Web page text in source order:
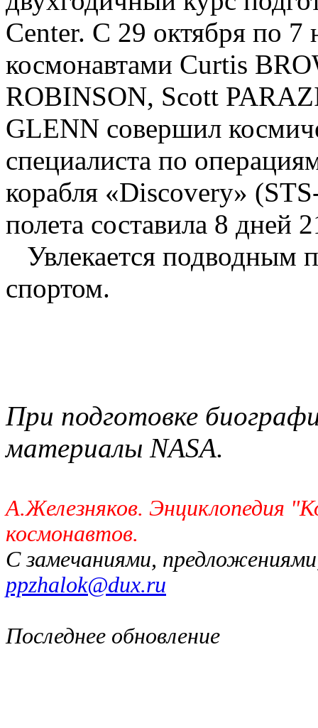
Center. С 29 октября по 7
космонавтами Curtis
ROBINSON, Scott
GLENN совершил
специалиста по
корабля «Discovery»
полета составила 8 дней
Увлекается подводным
спортом.
При подготовке
материалы NASA.
А.Железняков. Энциклопедия
космонавтов.
С замечаниями,
ppzhalok@dux.ru
Последнее обновление